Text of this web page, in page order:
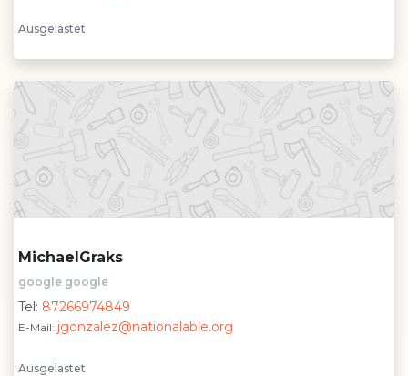
Ausgelastet
MichaelGraks
google google
Tel: 87266974849
E-Mail: jgonzalez@nationalable.org
Ausgelastet